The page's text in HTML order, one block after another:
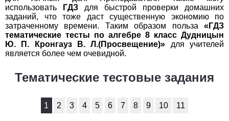
1
2 3 4 5 6 7 8 9 10 11
использовать
ГДЗ для быстрой проверки домашних
заданий, что тоже даст существенную экономию по
затраченному времени. Таким образом польза «ГДЗ
тематические тесты по алгебре 8 класс Дудницын
Ю. П. Кронгауз В. Л.(Просвещение)» для учителей
является более чем очевидной.
Тематические тестовые задания
1 2 3 4 5 6 7 8 9 10 11